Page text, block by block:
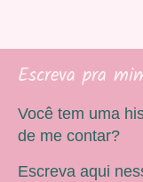
Escreva pra
Você tem uma
de me contar?
Escreva aqui